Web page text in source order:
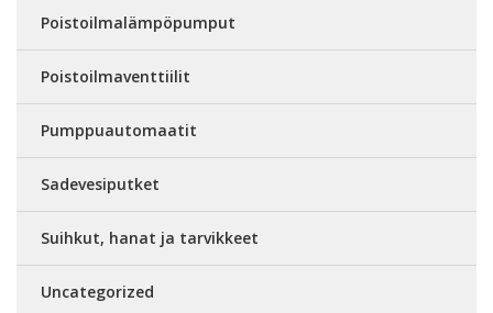
Poistoilmalämpöpumput
Poistoilmaventtiilit
Pumppuautomaatit
Sadevesiputket
Suihkut, hanat ja tarvikkeet
Uncategorized